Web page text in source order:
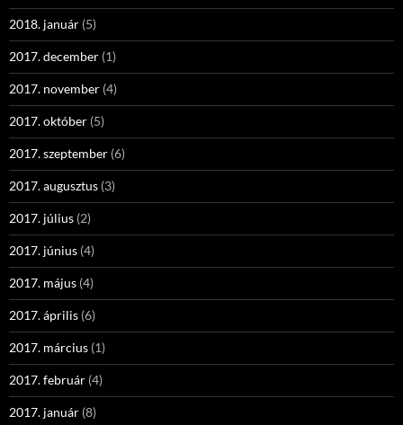
2018. január (5)
2017. december (1)
2017. november (4)
2017. október (5)
2017. szeptember (6)
2017. augusztus (3)
2017. július (2)
2017. június (4)
2017. május (4)
2017. április (6)
2017. március (1)
2017. február (4)
2017. január (8)